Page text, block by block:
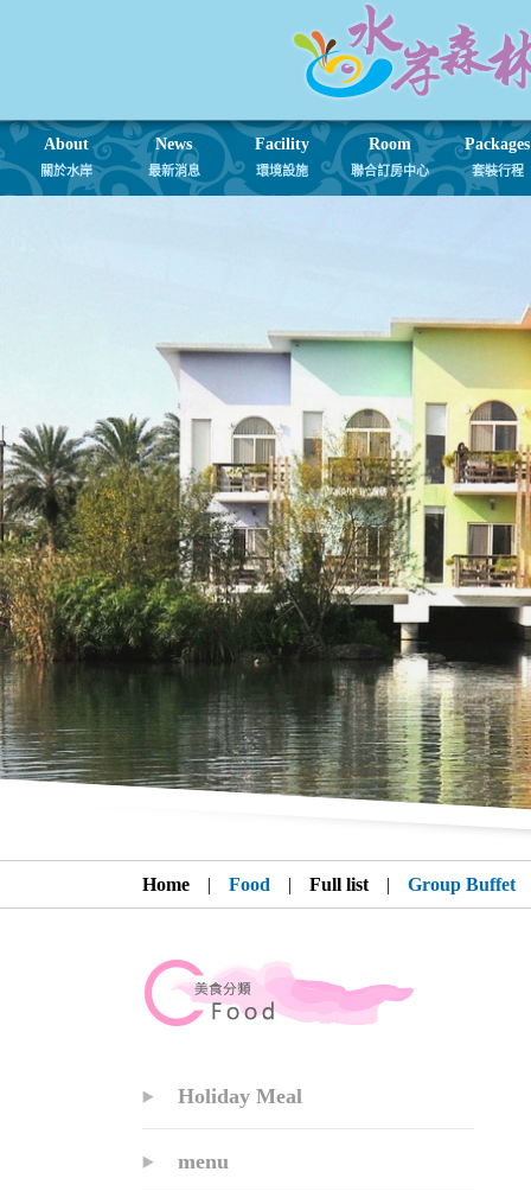
About
關於水岸
News
最新消息
Facility
環境設施
Room
聯合訂房中心
Packages
套裝行程
Home | Food | Full list | Group Buffet
Holiday Meal
menu